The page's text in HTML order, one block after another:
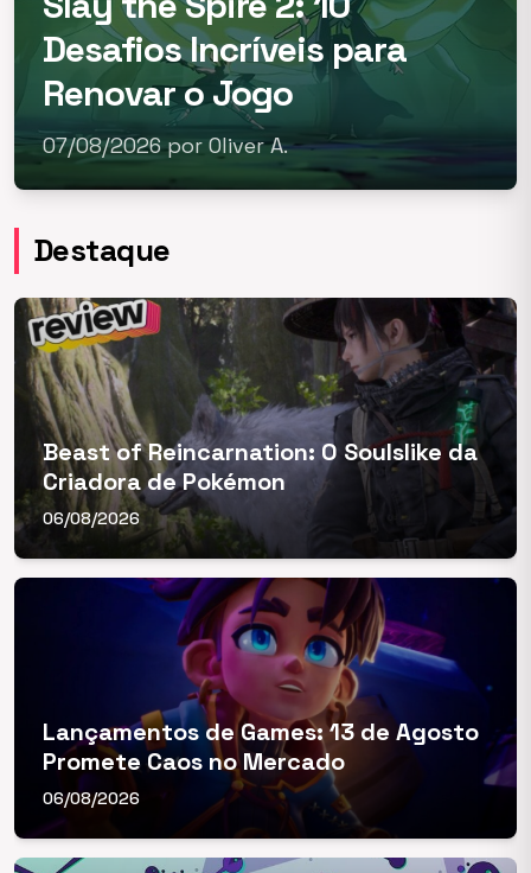
Desafios Incríveis para
Renovar o Jogo
07/08/2026 por Oliver A.
Destaque
Beast of Reincarnation: O Soulslike da
Criadora de Pokémon
06/08/2026
Lançamentos de Games: 13 de Agosto
Promete Caos no Mercado
06/08/2026